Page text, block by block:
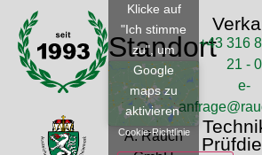
Standort
Klicke auf
"Ich stimme
zu", um
Google
maps zu
aktivieren
Cookie-Richtlinie
A. Rauch
+43 316
21 - 0
e-